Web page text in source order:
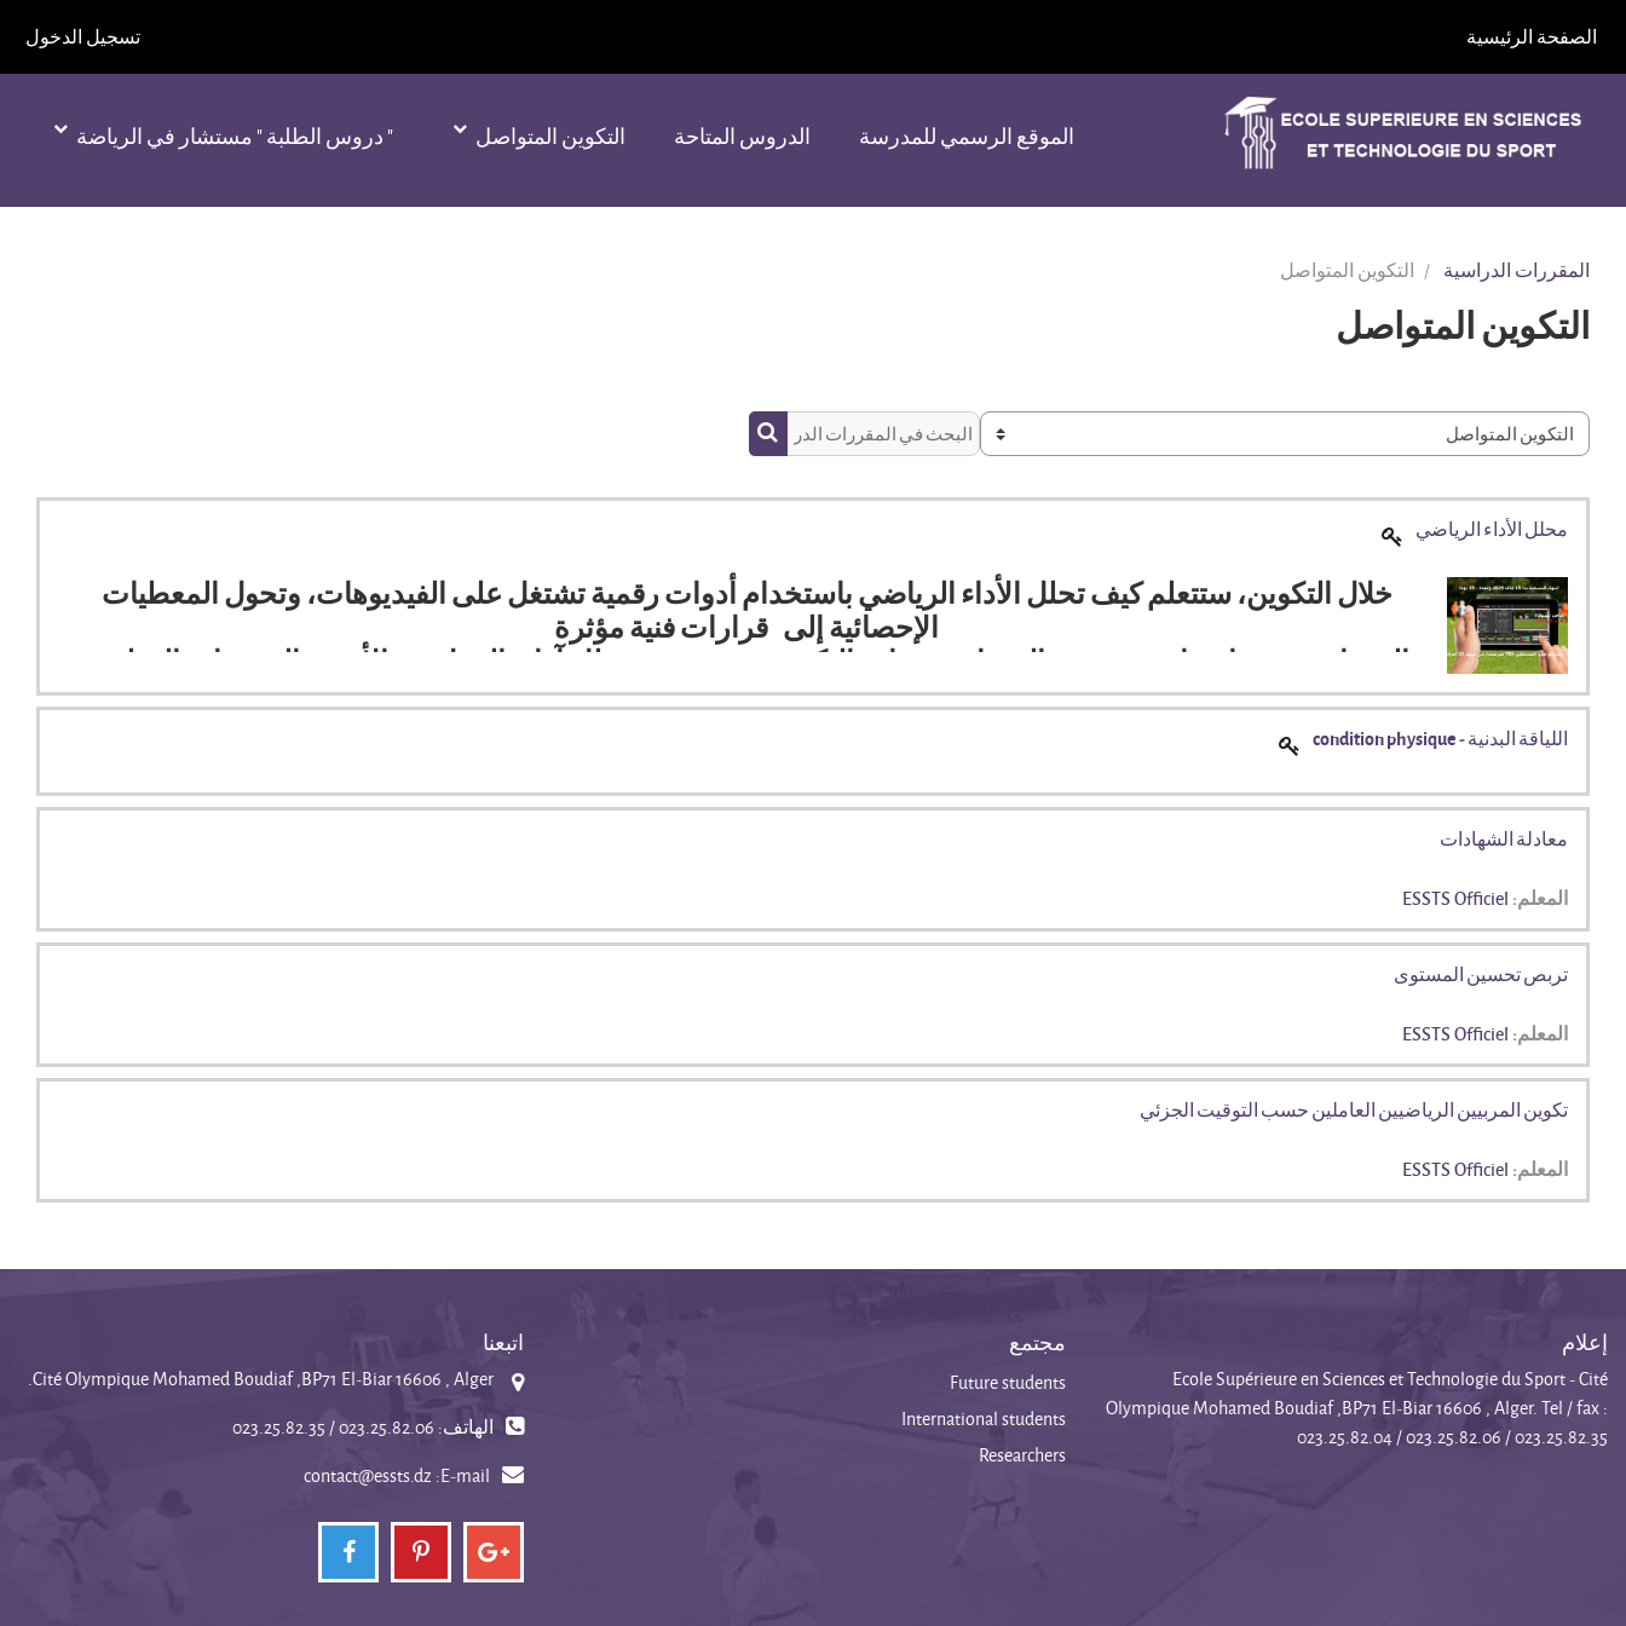
الصفحة الرئيسية
تسجيل الدخول
الموقع الرسمي للمدرسة الدروس المتاحة التكوين المتواصل " دروس الطلبة " مستشار في الرياضة
المقررات الدراسية التكوين المتواصل
التكوين المتواصل
المقررات
البحث في المقررات الدراسيةالبحث في المقررات الدراسية
محلل الأداء الرياضي
خلال التكوين، ستتعلم كيف تحلل الأداء الرياضي باستخدام أدوات رقمية تشتغل على الفيديوهات، وتحول المعطيات
الإحصائية إلى قرارات فنية مؤثرة
الدورات تقدم بإشراف نخبة من الخبراء، وشهادة التكوين معتمدة وتفتح لك آفاق العمل في الأندية، المنتخبات الوطنية،
والاتحادات الرياضية
.
اللياقة البدنية - condition physique
معادلة الشهادات
المعلم: ESSTS Officiel
تربص تحسين المستوى
المعلم: ESSTS Officiel
تكوين المربيين الرياضيين العاملين حسب التوقيت الجزئي
المعلم: ESSTS Officiel
إعلام
Ecole Supérieure en Sciences et Technologie du Sport - Cité
Olympique Mohamed Boudiaf ,BP71 El-Biar 16606 , Alger. Tel / fax :
023.25.82.04 / 023.25.82.06 / 023.25.82.35
مجتمع
Future students
International students
Researchers
اتبعنا
Cité Olympique Mohamed Boudiaf ,BP71 El-Biar 16606 , Alger.
الهاتف: 023.25.82.06 / 023.25.82.35
E-mail:
contact@essts.dz